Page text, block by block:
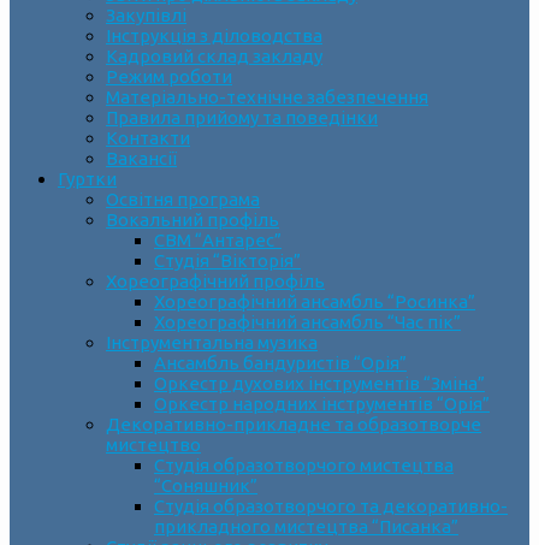
Закупівлі
Інструкція з діловодства
Кадровий склад закладу
Режим роботи
Матеріально-технічне забезпечення
Правила прийому та поведінки
Контакти
Вакансії
Гуртки
Освітня програма
Вокальний профіль
СВМ “Антарес”
Студія “Вікторія”
Хореографічний профіль
Хореографічний ансамбль “Росинка”
Хореографічний ансамбль “Час пік”
Інструментальна музика
Ансамбль бандуристів “Орія”
Оркестр духових інструментів “Зміна”
Оркестр народних інструментів “Орія”
Декоративно-прикладне та образотворче
мистецтво
Cтудія образотворчого мистецтва
“Соняшник”
Студія образотворчого та декоративно-
прикладного мистецтва “Писанка”